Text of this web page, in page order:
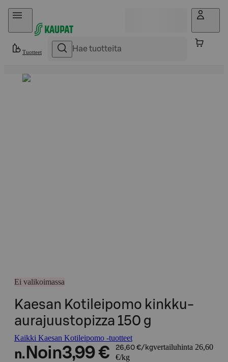
Hyppää sisältöön
Tuotteet
Ei valikoimassa
Kaesan Kotileipomo kinkku-
aurajuustopizza 150 g
Kaikki Kaesan Kotileipomo -tuotteet
n. Noin3,99 € 26,60 €/kgvertailuhinta 26,60
€/kg